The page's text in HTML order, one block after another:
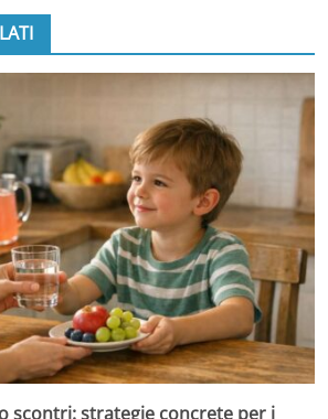
scontri: strategie concrete per i